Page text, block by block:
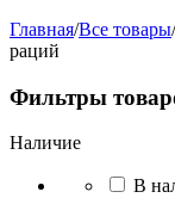
Главная/Все товары/
раций
Фильтры
Наличие
В